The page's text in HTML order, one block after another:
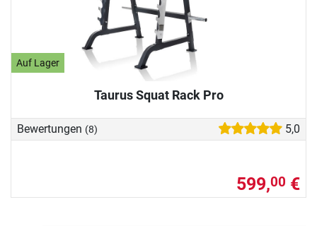
Auf Lager
Taurus Squat Rack Pro
Bewertungen (8) 5,0
599,00 €